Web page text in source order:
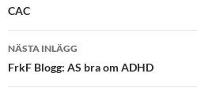
CAC
NÄSTA INLÄGG
FrkF Blogg: AS bra om ADHD